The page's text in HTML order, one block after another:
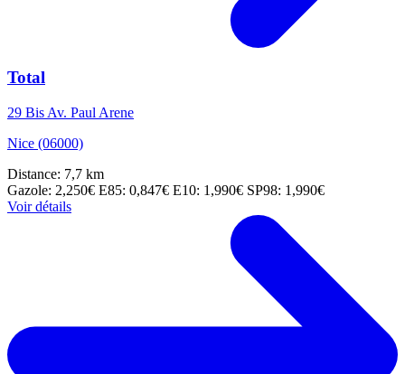
Total
29 Bis Av. Paul Arene
Nice (06000)
Distance: 7,7 km
Gazole: 2,250€ E85: 0,847€ E10: 1,990€ SP98: 1,990€
Voir détails